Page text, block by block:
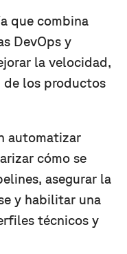
que combina
DevOps y
la velocidad,
los productos
automatizar
cómo se
asegurar la
y habilitar una
técnicos y